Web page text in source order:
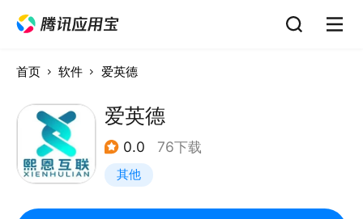
首页 软件 爱英德
爱英德
0.0 76下载
其他